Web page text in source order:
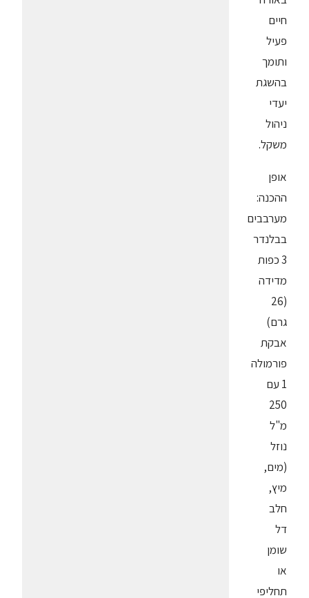
חיים
פעיל
ותומך
בהשגת
יעדי
ניהול
משקל.
אופן
ההכנה:
מערבבים
בבלנדר
3 כפות
מדידה
(26
גרם)
אבקת
פורמולה
1 עם
250
מ"ל
נוזל
(מים,
מיץ,
חלב
דל
שומן
או
תחליפי